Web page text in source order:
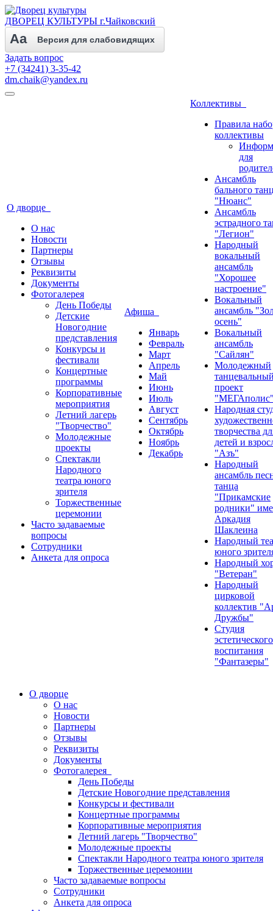
ДВОРЕЦ КУЛЬТУРЫ г.Чайковский
Aa Версия для слабовидящих
Задать вопрос
+7 (34241) 3-35-42
dm.chaik@yandex.ru
О дворце
О нас
Новости
Партнеры
Отзывы
Реквизиты
Документы
Фотогалерея
День Победы
Детские
Новогодние
представления
Конкурсы и
фестивали
Концертные
программы
Корпоративные
мероприятия
Летний лагерь
"Творчество"
Молодежные
проекты
Спектакли
Народного
театра юного
зрителя
Торжественные
церемонии
Часто задаваемые
вопросы
Сотрудники
Анкета для опроса
Афиша
Январь
Февраль
Март
Апрель
Май
Июнь
Июль
Август
Сентябрь
Октябрь
Ноябрь
Декабрь
Коллективы
Правила
коллективы
для
Ансамбль
бального
"Нюанс"
Ансамбль
эстрадного
"Легион"
Народный
вокальный
ансамбль
"Хорошее
настроение"
Вокальный
ансамбль
осень"
Вокальный
ансамбль
"Сайлян"
Молодежный
проект
Народная
творчества
детей и
"Азъ"
Народный
ансамбль
танца
"Прикамские
родники"
Аркадия
Шаклеина
Народный
юного
Народный
"Ветеран"
Народный
цирковой
коллектив
Дружбы"
Студия
эстетического
воспитания
"Фантазеры"
О дворце
О нас
Новости
Партнеры
Отзывы
Реквизиты
Документы
Фотогалерея
День Победы
Детские Новогодние представления
Конкурсы и фестивали
Концертные программы
Корпоративные мероприятия
Летний лагерь "Творчество"
Молодежные проекты
Спектакли Народного театра юного зрителя
Торжественные церемонии
Часто задаваемые вопросы
Сотрудники
Анкета для опроса